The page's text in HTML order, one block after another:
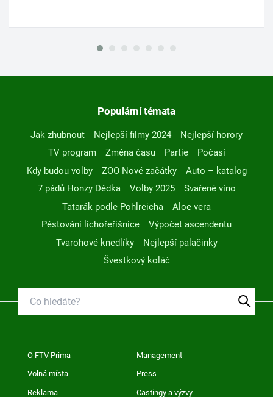
Populární témata
Jak zhubnout Nejlepší filmy 2024
Nejlepší horory
TV program
Změna času Partie
Počasí
Kdy budou volby
ZOO Nové začátky
Auto – katalog
7 pádů Honzy Dědka
Volby 2025
Svařené víno
Tatarák podle Pohlreicha
Aloe vera
Pěstování lichořeřišnice
Výpočet ascendentu
Tvarohové knedlíky
Nejlepší palačinky
Švestkový koláč
O FTV Prima Management
Volná místa Press
Reklama Castingy a výzvy